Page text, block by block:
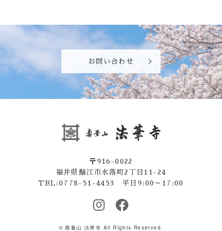
お問い合わせ
〒916-0022
福井県鯖江市水落町2丁目11-24
TEL:0778-51-4453 平日9:00～17:00
© 壽量山 法華寺 All Rights Reserved.